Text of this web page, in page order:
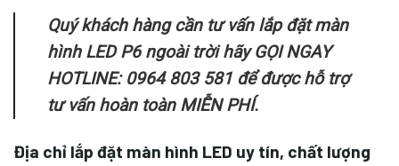
Quý khách hàng cần tư vấn lắp đặt màn
hình LED P6 ngoài trời hãy GỌI NGAY
HOTLINE: 0964 803 581 để được hỗ trợ
tư vấn hoàn toàn MIỄN PHÍ.
Địa chỉ lắp đặt màn hình LED uy tín, chất lượng